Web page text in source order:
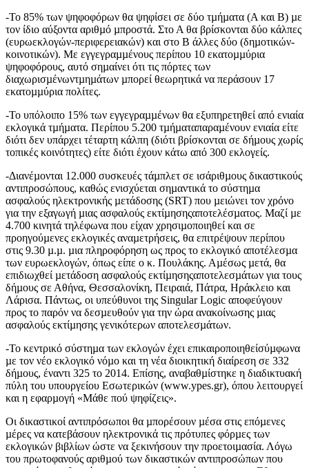
-Το 85% των ψηφοφόρων θα ψηφίσει σε δύο τµήµατα (Α και Β) µε
τον ίδιο αύξοντα αριθµό µπροστά. Στο Α θα βρίσκονται δύο κάλπες
(ευρωεκλογών-περιφερειακών) και στο Β άλλες δύο (δηµοτικών-
κοινοτικών). Με εγγεγραµµένους περίπου 10 εκατοµµύρια
ψηφοφόρους, αυτό σηµαίνει ότι τις πόρτες των
διαχωρισµένωντµηµάτων µπορεί θεωρητικά να περάσουν 17
εκατοµµύρια πολίτες.
-Το υπόλοιπο 15% των εγγεγραµµένων θα εξυπηρετηθεί από ενιαία
εκλογικά τµήµατα. Περίπου 5.200 τµήµαταπαραµένουν ενιαία είτε
διότι δεν υπάρχει τέταρτη κάλπη (διότι βρίσκονται σε δήµους χωρίς
τοπικές κοινότητες) είτε διότι έχουν κάτω από 300 εκλογείς.
-Διανέµονται 12.000 συσκευές τάµπλετ σε ισάριθµους δικαστικούς
αντιπροσώπους, καθώς ενισχύεται σηµαντικά το σύστηµα
ασφαλούς ηλεκτρονικής µετάδοσης (SRT) που µειώνει τον χρόνο
για την εξαγωγή µιας ασφαλούς εκτίµησηςαποτελέσµατος. Μαζί µε
4.700 κινητά τηλέφωνα που είχαν χρησιµοποιηθεί και σε
προηγούµενες εκλογικές αναµετρήσεις, θα επιτρέψουν περίπου
στις 9.30 µ.µ. µια πληροφόρηση ως προς το εκλογικό αποτέλεσµα
των ευρωεκλογών, όπως είπε ο κ. Πουλάκης. Αµέσως µετά, θα
επιδιωχθεί µετάδοση ασφαλούς εκτίµησηςαποτελεσµάτων για τους
δήµους σε Αθήνα, Θεσσαλονίκη, Πειραιά, Πάτρα, Ηράκλειο και
Λάρισα. Πάντως, οι υπεύθυνοι της Singular Logic αποφεύγουν
προς το παρόν να δεσµευθούν για την ώρα ανακοίνωσης µιας
ασφαλούς εκτίµησης γενικότερων αποτελεσµάτων.
-Το κεντρικό σύστηµα των εκλογών έχει επικαιροποιηθείσύµφωνα
µε τον νέο εκλογικό νόµο και τη νέα διοικητική διαίρεση σε 332
δήµους, έναντι 325 το 2014. Επίσης, αναβαθµίστηκε η διαδικτυακή
πύλη του υπουργείου Εσωτερικών (www.ypes.gr), όπου λειτουργεί
και η εφαρµογή «Μάθε πού ψηφίζεις».
Οι δικαστικοί αντιπρόσωποι θα µπορέσουν µέσα στις επόµενες
µέρες να κατεβάσουν ηλεκτρονικά τις πρότυπες φόρµες των
εκλογικών βιβλίων ώστε να ξεκινήσουν την προετοιµασία. Λόγω
του πρωτοφανούς αριθµού των δικαστικών αντιπροσώπων που